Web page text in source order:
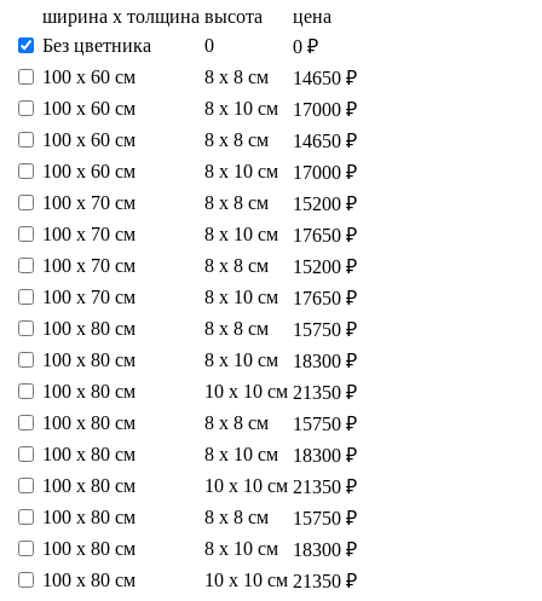
ширина х толщина высота
цена
Без цветника
0
0 ₽
100 х 60 см
8 х 8 см
14650 ₽
100 х 60 см
8 х 10 см
17000 ₽
100 х 60 см
8 х 8 см
14650 ₽
100 х 60 см
8 х 10 см
17000 ₽
100 х 70 см
8 х 8 см
15200 ₽
100 х 70 см
8 х 10 см
17650 ₽
100 х 70 см
8 х 8 см
15200 ₽
100 х 70 см
8 х 10 см
17650 ₽
100 х 80 см
8 х 8 см
15750 ₽
100 х 80 см
8 х 10 см
18300 ₽
100 х 80 см
10 х 10 см 21350 ₽
100 х 80 см
8 х 8 см
15750 ₽
100 х 80 см
8 х 10 см
18300 ₽
100 х 80 см
10 х 10 см 21350 ₽
100 х 80 см
8 х 8 см
15750 ₽
100 х 80 см
8 х 10 см
18300 ₽
100 х 80 см
10 х 10 см 21350 ₽